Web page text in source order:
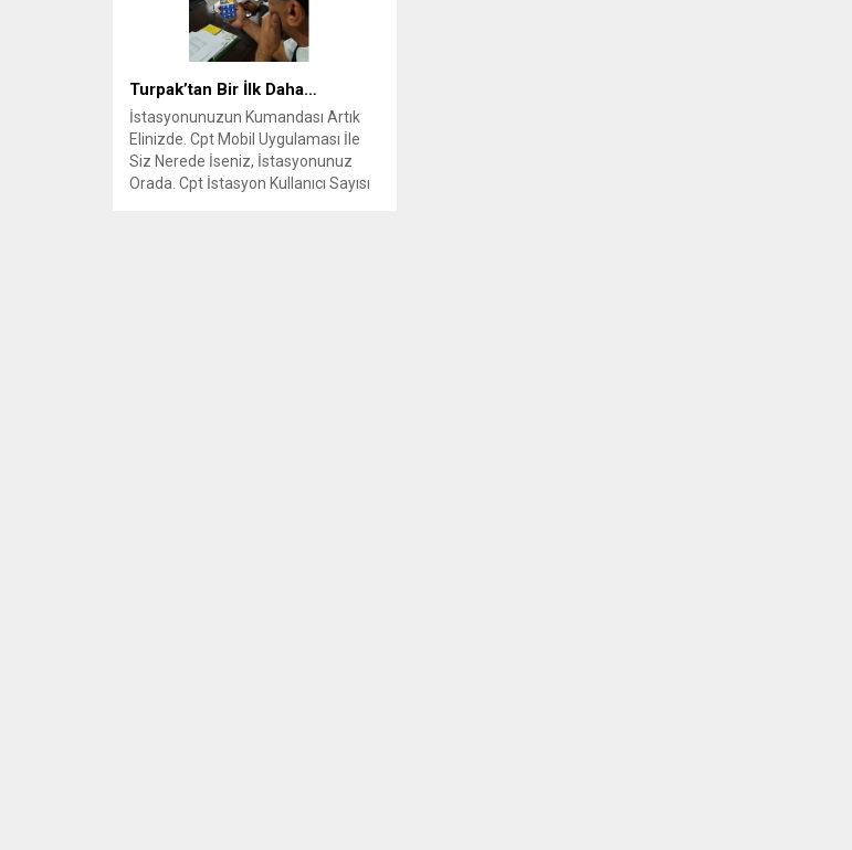
Turpak’tan Bir İlk Daha…
İstasyonunuzun Kumandası Artık
Elinizde. Cpt Mobil Uygulaması İle
Siz Nerede İseniz, İstasyonunuz
Orada. Cpt İstasyon Kullanıcı Sayısı